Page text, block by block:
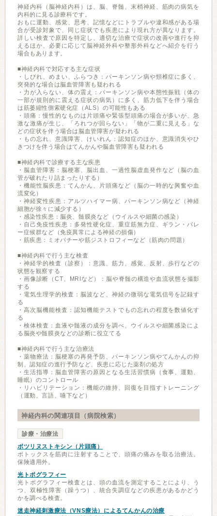
神経内科（脳神経内科）は、脳、脊髄、末梢神経、筋肉の病気を
内科的に見る診療科です。
おもに運動、感覚、思考、記憶などにトラブルや違和感がある場
合が受診対象で、同じ症状でも疾患により現れ方が異なります。
詳しい検査で原因を特定し、適切な治療で症状の改善や進行を抑
えるほか、必要に応じて脳神経外科や整形外科などへ紹介を行う
場合もあります。
■神経内科で対応する主な症状
・しびれ、めまい、ふらつき：パーキンソン病や頸椎症に多く、
突発的な場合は脳血管障害も疑われる
・力が入らない、体の震え：パーキンソン病や本態性振戦（体の
一部が規則的に震える症状の病気）に多く、筋力低下を伴う場合
は筋萎縮性側索硬化症（ALS）の可能性もある
・頭痛：慢性的なものは片頭痛や緊張型頭痛の場合が多いが、急
激な激痛が生じ、「ろれつが回らない」「物が二重に見える」な
どの症状を伴う場合は脳血管障害が疑われる
・もの忘れ、意識障害、けいれん：認知症のほか、意識消失やひ
きつけを伴う場合はてんかんや脳血管障害も疑われる
■神経内科で診療する主な疾患
・脳血管障害：脳梗塞、脳出血、一過性脳虚血発作など（脳の血
管が破れたり詰まったりする）
・機能性脳疾患：てんかん、片頭痛など（脳の一時的な興奮や血
流変化）
・神経変性疾患：アルツハイマー病、パーキンソン病など（神経
細胞が徐々に減少する）
・感染性疾患：脳炎、髄膜炎など（ウイルスや細菌の感染）
・自己免疫性疾患：多発性硬化症、重症筋無力症、ギラン・バレ
ー症候群など（免疫異常による神経の損傷）
・筋疾患：ミオパチーや筋ジストロフィーなど（筋肉の問題）
■神経内科で行う主な検査
・神経学的検査（診察）：意識、筋力、感覚、反射、歩行などの
状態を観察する
・画像診断（CT、MRIなど）：脳や脊髄の構造や血流状態を撮影
する
・電気生理学的検査：脳波など、神経の微弱な電気信号を記録す
る
・高次脳機能検査：認知機能テストでもの忘れの程度を数値化す
る
・検体検査：血液や髄液の成分を調べ、ウイルスや細菌感染によ
る脳炎や髄膜炎などの診断に役立てる
■神経内科で行う主な治療法
・薬物療法：脳梗塞の再発予防、パーキンソン病やてんかんの抑
制、認知症の進行予防など、疾患に応じた薬剤の処方
・生活指導：脳血管障害の原因となる生活習慣病（食事、運動、
睡眠）のコントロール
・リハビリテーション：機能の維持、回復を目指すトレーニング
（運動、言語、嚥下など）
神経内科の関連項目（病院検索）
診療・治療法
ボツリヌストキシン（片頭痛）
ボトックスを筋肉に注射することで、頭痛の痛みを取る治療法。
保険適用外。
光トポグラフィー
光トポグラフィー検査とは、頭の血流を測定することにより、う
つ、双極性障害（躁うつ）、統合失調症などの疾患があるかどう
かを調べる検査。
迷走神経刺激療法（VNS療法）によるてんかんの治療